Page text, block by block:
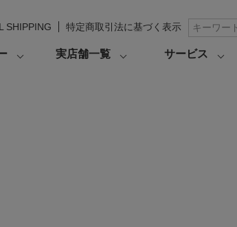
SHIPPING 特定商取引法に基づく表示
実店舗一覧 サービス